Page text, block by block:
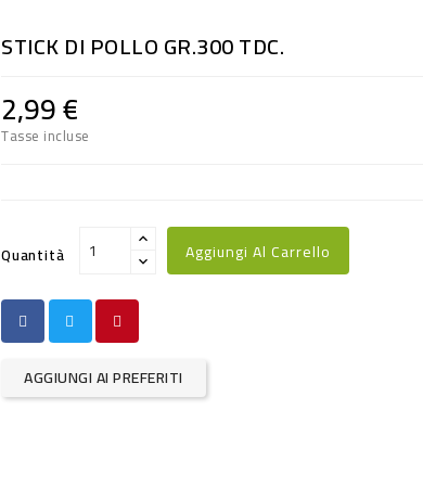
STICK DI POLLO GR.300 TDC.
2,99 €
Tasse incluse
Quantità Aggiungi Al Carrello
AGGIUNGI AI PREFERITI